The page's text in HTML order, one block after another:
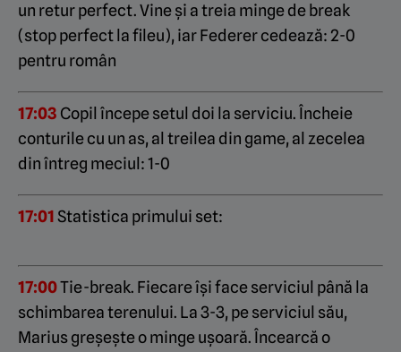
un retur perfect. Vine și a treia minge de break
(stop perfect la fileu), iar Federer cedează: 2-0
pentru român
17:03 Copil începe setul doi la serviciu. Încheie
conturile cu un as, al treilea din game, al zecelea
din întreg meciul: 1-0
17:01Statistica primului set:
17:00Tie-break. Fiecare își face serviciul până la
schimbarea terenului. La 3-3, pe serviciul său,
Marius greșește o minge ușoară. Încearcă o